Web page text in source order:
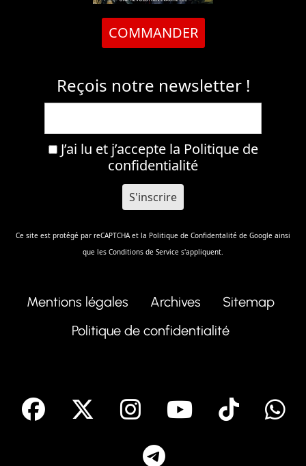
COMMANDER
Reçois notre newsletter !
J’ai lu et j’accepte la Politique de
confidentialité
Ce site est protégé par reCAPTCHA et la Politique de Confidentalité de Google ainsi
que les Conditions de Service s'appliquent.
Mentions légales Archives
Sitemap
Politique de confidentialité
facebook Instagram
Youtube
Tik